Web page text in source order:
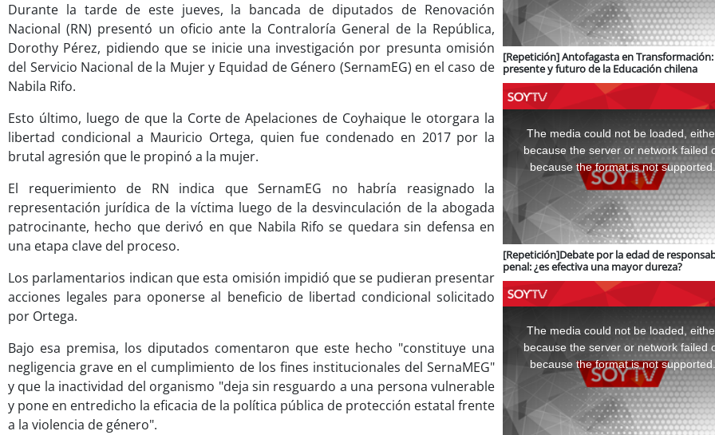
Durante la tarde de este jueves, la bancada de diputados de Renovación
Nacional (RN) presentó un oficio ante la Contraloría General de la República,
Dorothy Pérez, pidiendo que se inicie una investigación por presunta omisión
del Servicio Nacional de la Mujer y Equidad de Género (SernamEG) en el caso de
Nabila Rifo.
Esto último, luego de que la Corte de Apelaciones de Coyhaique le otorgara la
libertad condicional a Mauricio Ortega, quien fue condenado en 2017 por la
brutal agresión que le propinó a la mujer.
El requerimiento de RN indica que SernamEG no habría reasignado la
representación jurídica de la víctima luego de la desvinculación de la abogada
patrocinante, hecho que derivó en que Nabila Rifo se quedara sin defensa en
una etapa clave del proceso.
Los parlamentarios indican que esta omisión impidió que se pudieran presentar
acciones legales para oponerse al beneficio de libertad condicional solicitado
por Ortega.
Bajo esa premisa, los diputados comentaron que este hecho "constituye una
negligencia grave en el cumplimiento de los fines institucionales del SernaMEG"
y que la inactividad del organismo "deja sin resguardo a una persona vulnerable
y pone en entredicho la eficacia de la política pública de protección estatal frente
a la violencia de género".
[Repetición] Antofagasta en Transformación:
presente y futuro de la Educación chilena
window.
The media could not be loaded,
because the server or network failed
because the format is not supported.
[Repetición]Debate por la edad de
penal: ¿es efectiva una mayor dureza?
window.
The media could not be loaded,
because the server or network failed
because the format is not supported.